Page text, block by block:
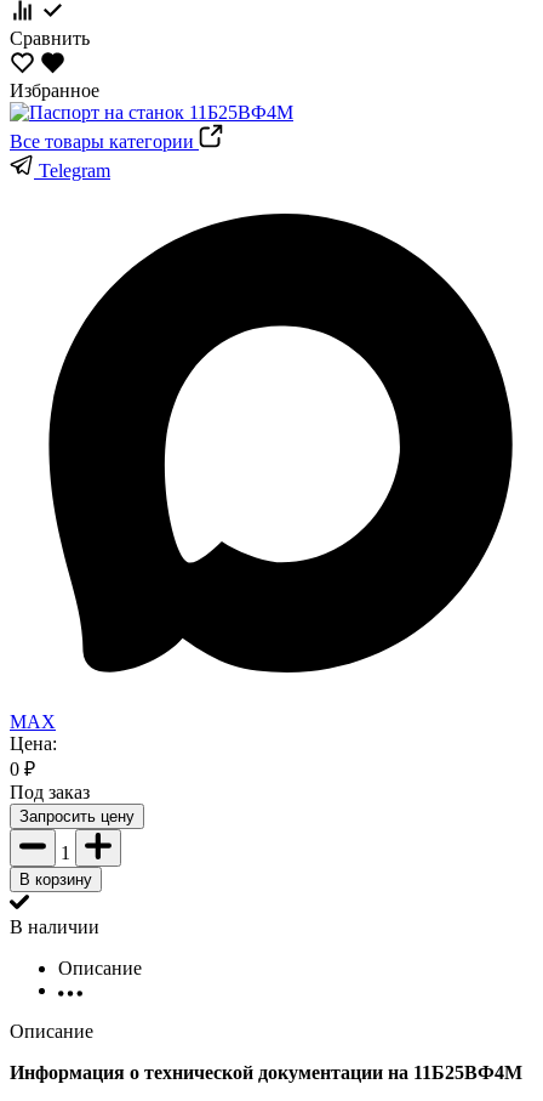
Сравнить
Избранное
Все товары категории
Telegram
MAX
Цена:
0 ₽
Под заказ
Запросить цену
1
В корзину
В наличии
Описание
Описание
Информация о технической документации на 11Б25ВФ4М